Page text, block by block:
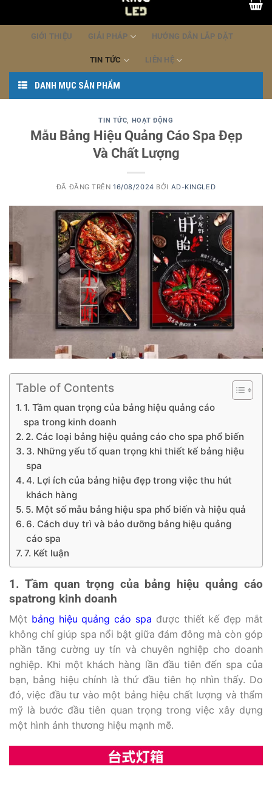
GIỚI THIỆU GIẢI PHÁP HƯỚNG DẪN LẮP ĐẶT
TIN TỨC LIÊN HỆ
DANH MỤC SẢN PHẨM
TIN TỨC HOẠT ĐỘNG
Mẫu Bảng Hiệu Quảng Cáo Spa Đẹp
Và Chất Lượng
ĐÃ ĐĂNG TRÊN16/08/2024 BỞI AD-KINGLED
Table of Contents
1. Tầm quan trọng của bảng hiệu quảng cáo
spa trong kinh doanh
2. Các loại bảng hiệu quảng cáo cho spa phổ biến
3. Những yếu tố quan trọng khi thiết kế bảng hiệu
spa
4. Lợi ích của bảng hiệu đẹp trong việc thu hút
khách hàng
5. Một số mẫu bảng hiệu spa phổ biến và hiệu quả
6. Cách duy trì và bảo dưỡng bảng hiệu quảng
cáo spa
7. Kết luận
1. Tầm quan trọng của bảng hiệu quảng cáo
spatrong kinh doanh
Một bảng hiệu quảng cáo spa được thiết kế đẹp mắt
không chỉ giúp spa nổi bật giữa đám đông mà còn góp
phần tăng cường uy tín và chuyên nghiệp cho doanh
nghiệp. Khi một khách hàng lần đầu tiên đến spa của
bạn, bảng hiệu chính là thứ đầu tiên họ nhìn thấy. Do
đó, việc đầu tư vào một bảng hiệu chất lượng và thẩm
mỹ là bước đầu tiên quan trọng trong việc xây dựng
một hình ảnh thương hiệu mạnh mẽ.